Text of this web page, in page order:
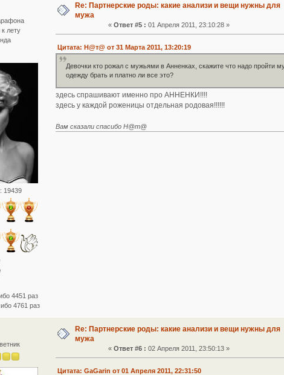
к лету
19439
4451 раз
4761 раз
Re: Партнерские роды: какие анализи и вещи нужны для
мужа
« Ответ #5 : 01 Апреля 2011, 23:10:28 »
Цитата: Н@т@ от 31 Марта 2011, 13:20:19
Девочки кто рожал с мужьями в Анненках, скажите что надо пройти
одежду брать и платно ли все это?
здесь спрашивают именно про АННЕНКИ!!!!
здесь у каждой роженицы отдельная родовая!!!!!!
Вам сказали спасибо Н@т@
Re: Партнерские роды: какие анализи и вещи нужны для
мужа
« Ответ #6 : 02 Апреля 2011, 23:50:13 »
Цитата: GaGarin от 01 Апреля 2011, 22:31:50